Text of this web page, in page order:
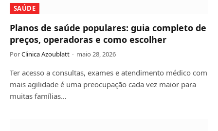
SAÚDE
Planos de saúde populares: guia completo de
preços, operadoras e como escolher
PorClinica Azoublatt maio 28, 2026
Ter acesso a consultas, exames e atendimento médico com
mais agilidade é uma preocupação cada vez maior para
muitas famílias…